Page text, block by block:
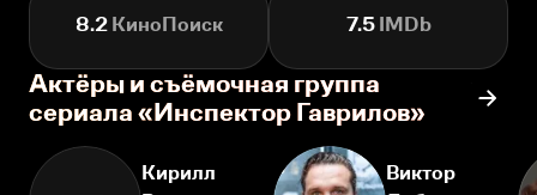
8.2КиноПоиск 7.5IMDb
Актёры и съёмочная группа
сериала «Инспектор Гаврилов»
Кирилл
Виктор